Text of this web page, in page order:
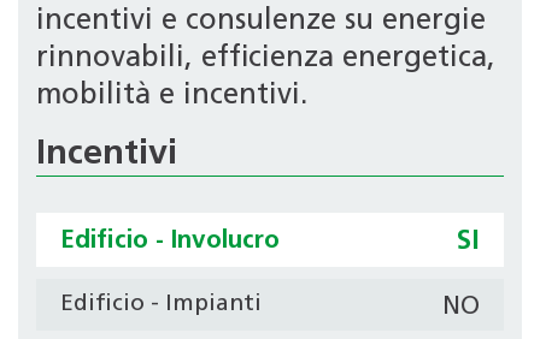
incentivi e consulenze su energie
rinnovabili, efficienza energetica,
mobilità e incentivi.
Incentivi
Edificio - Involucro SI
Edificio - Impianti NO